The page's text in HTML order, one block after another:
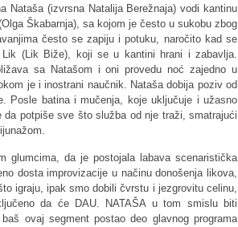
Nataša (izvrsna Natalija Berežnaja) vodi kantinu
Škabarnja), sa kojom je često u sukobu zbog
često se zapiju i potuku, naročito kad se
(Lik Biže), koji se u kantini hrani i zabavlja.
sa Natašom i oni provedu noć zajedno u
je i inostrani naučnik. Nataša dobija poziv od
Posle batina i mučenja, koje uključuje i užasno
potpiše sve što služba od nje traži, smatrajući
glumcima, da je postojala labava scenaristička
dosta improvizacije u načinu donošenja likova,
igraju, ipak smo dobili čvrstu i jezgrovitu celinu,
da će DAU. NATAŠA u tom smislu biti
ovaj segment postao deo glavnog programa